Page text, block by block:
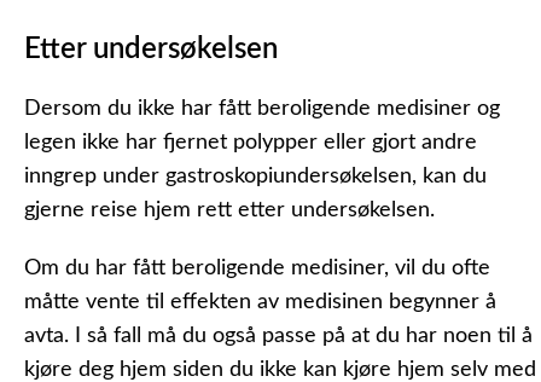
Etter undersøkelsen
Dersom du ikke har fått beroligende medisiner og
legen ikke har fjernet polypper eller gjort andre
inngrep under gastroskopiundersøkelsen, kan du
gjerne reise hjem rett etter undersøkelsen.
Om du har fått beroligende medisiner, vil du ofte
måtte vente til effekten av medisinen begynner å
avta. I så fall må du også passe på at du har noen til å
kjøre deg hjem siden du ikke kan kjøre hjem selv med